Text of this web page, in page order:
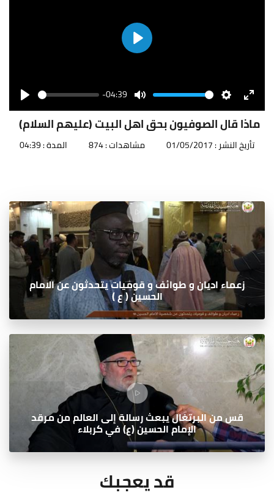
Play
Play
Seek -04:39
Mute
Volume
SettingsEnter
ماذا قال الصوفيون بحق اهل البيت (عليهم السلام)
تأريخ النشر : 01/05/2017 مشاهدات : 874 المدة : 04:39
زعماء اديان و طوائف و قوميات يتحدثون عن الامام
الحسين ( ع )
قس من البرتغال يبعث رسالة إلى العالم من مرقد
الإمام الحسين (ع) في كربلاء
قد يعجبك